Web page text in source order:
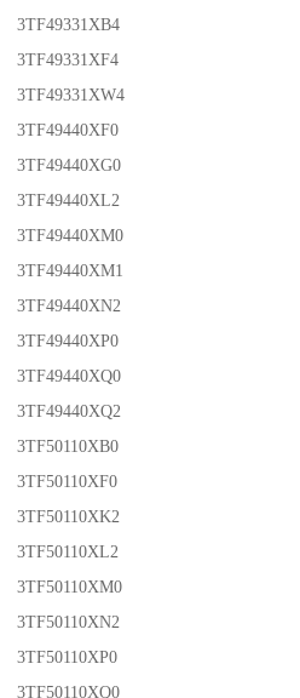
3TF49331XB4
3TF49331XF4
3TF49331XW4
3TF49440XF0
3TF49440XG0
3TF49440XL2
3TF49440XM0
3TF49440XM1
3TF49440XN2
3TF49440XP0
3TF49440XQ0
3TF49440XQ2
3TF50110XB0
3TF50110XF0
3TF50110XK2
3TF50110XL2
3TF50110XM0
3TF50110XN2
3TF50110XP0
3TF50110XQ0